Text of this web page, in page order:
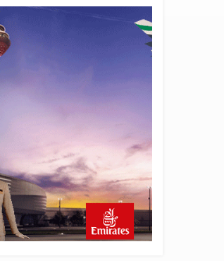
Emirates A380 yolcu
rahatsızlanınca İstanbul’a
indi
5 saat önce
Emirates’in reddettiği 10
Boeing 777X için United
kararı
DHL uçağı havada cisimle
çarpıştı, havalimanında
patlayıcı drone bulundu
6 saat önce
Üniformasız Disiplin: Kabin